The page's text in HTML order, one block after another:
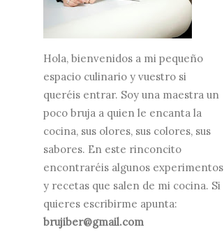
Hola, bienvenidos a mi pequeño
espacio culinario y vuestro si
queréis entrar. Soy una maestra un
poco bruja a quien le encanta la
cocina, sus olores, sus colores, sus
sabores. En este rinconcito
encontraréis algunos experimentos
y recetas que salen de mi cocina. Si
quieres escribirme apunta:
brujiber@gmail.com